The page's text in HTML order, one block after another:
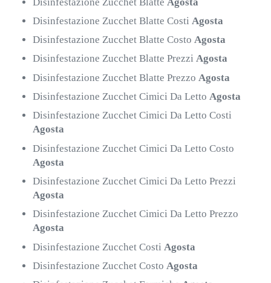
Disinfestazione Zucchet Blatte CostiAgosta
Disinfestazione Zucchet Blatte CostoAgosta
Disinfestazione Zucchet Blatte PrezziAgosta
Disinfestazione Zucchet Blatte PrezzoAgosta
Disinfestazione Zucchet Cimici Da LettoAgosta
Disinfestazione Zucchet Cimici Da Letto Costi
Agosta
Disinfestazione Zucchet Cimici Da Letto Costo
Agosta
Disinfestazione Zucchet Cimici Da Letto Prezzi
Agosta
Disinfestazione Zucchet Cimici Da Letto Prezzo
Agosta
Disinfestazione Zucchet Costi Agosta
Disinfestazione Zucchet CostoAgosta